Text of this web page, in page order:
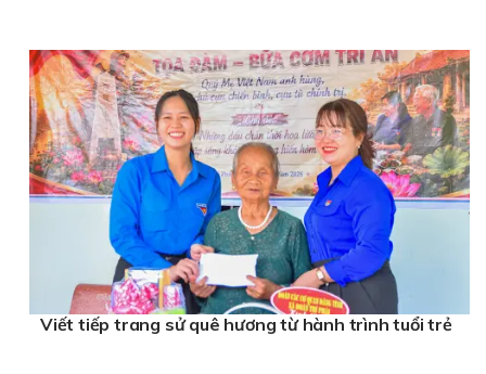
Viết tiếp trang sử quê hương từ hành trình tuổi trẻ